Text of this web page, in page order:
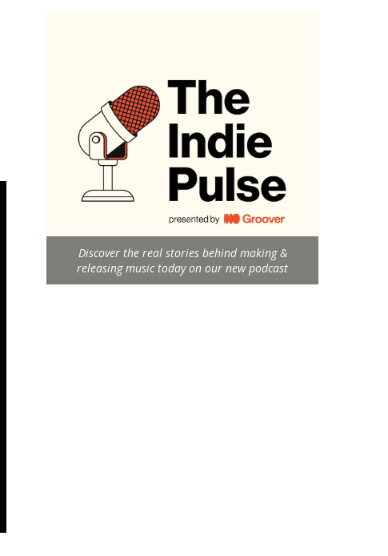
Discover the real stories behind making &
releasing music today on our new podcast